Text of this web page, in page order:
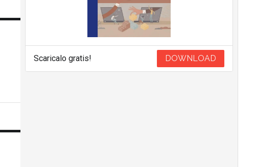
Scaricalo gratis! DOWNLOAD